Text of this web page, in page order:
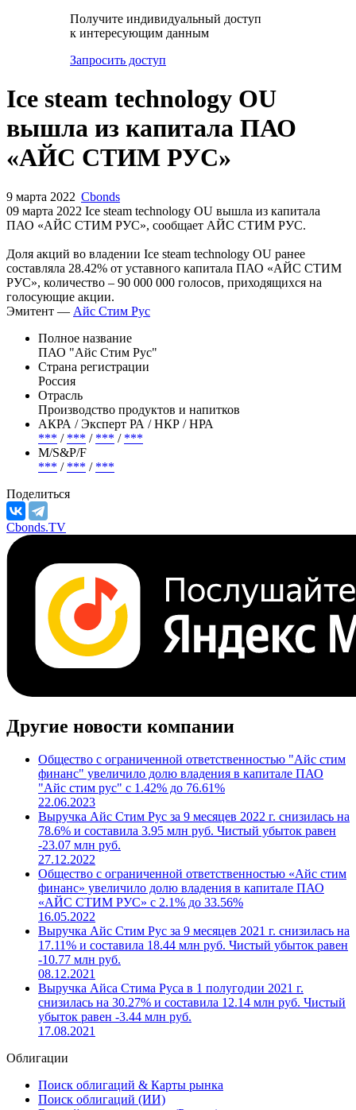
Получите индивидуальный доступ
к интересующим данным
Запросить доступ
Ice steam technology OU
вышла из капитала ПАО
«АЙС СТИМ РУС»
9 марта 2022 Cbonds
09 марта 2022 Ice steam technology OU вышла из капитала
ПАО «АЙС СТИМ РУС», сообщает АЙС СТИМ РУС.
Доля акций во владении Ice steam technology OU ранее
составляла 28.42% от уставного капитала ПАО «АЙС СТИМ
РУС», количество – 90 000 000 голосов, приходящихся на
голосующие акции.
Эмитент — Айс Стим Рус
Полное название
ПАО "Айс Стим Рус"
Страна регистрации
Россия
Отрасль
Производство продуктов и напитков
АКРА / Эксперт РА / НКР / НРА
*** / *** / *** / ***
М/S&P/F
*** / *** / ***
Поделиться
Cbonds.TV
Другие новости компании
Общество с ограниченной ответственностью "Айс стим
финанс" увеличило долю владения в капитале ПАО
"Айс стим рус" с 1.42% до 76.61%
22.06.2023
Выручка Айс Стим Рус за 9 месяцев 2022 г. снизилась на
78.6% и составила 3.95 млн руб. Чистый убыток равен
-23.07 млн руб.
27.12.2022
Общество с ограниченной ответственностью «Айс стим
финанс» увеличило долю владения в капитале ПАО
«АЙС СТИМ РУС» с 2.1% до 33.56%
16.05.2022
Выручка Айс Стим Рус за 9 месяцев 2021 г. снизилась на
17.11% и составила 18.44 млн руб. Чистый убыток равен
-10.77 млн руб.
08.12.2021
Выручка Айса Стима Руса в 1 полугодии 2021 г.
снизилась на 30.27% и составила 12.14 млн руб. Чистый
убыток равен -3.44 млн руб.
17.08.2021
Облигации
Поиск облигаций & Карты рынка
Поиск облигаций (ИИ)